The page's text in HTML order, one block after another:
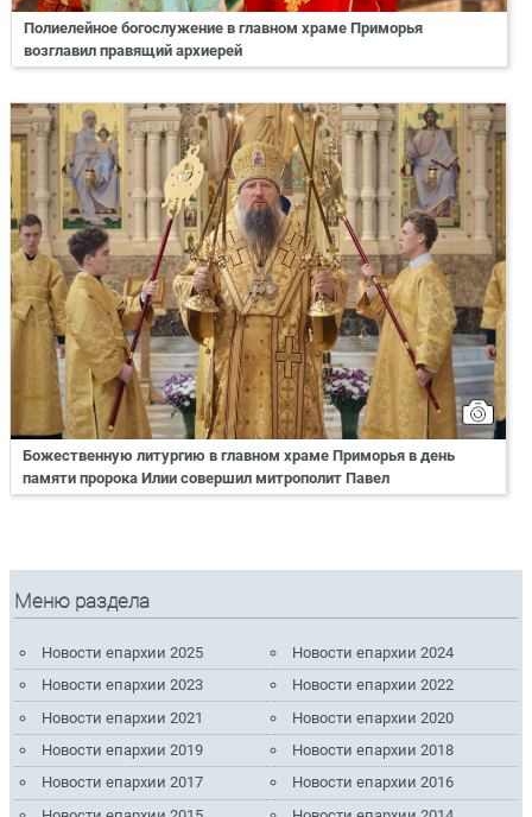
Полиелейное богослужение в главном храме Приморья
возглавил правящий архиерей
Божественную литургию в главном храме Приморья в день
памяти пророка Илии совершил митрополит Павел
Меню раздела
Новости епархии 2025
Новости епархии 2024
Новости епархии 2023
Новости епархии 2022
Новости епархии 2021
Новости епархии 2020
Новости епархии 2019
Новости епархии 2018
Новости епархии 2017
Новости епархии 2016